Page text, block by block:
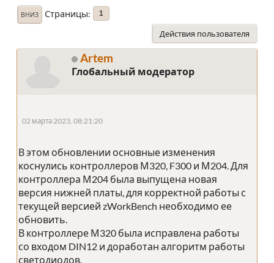
ВНИЗ Страницы 1
Действия пользователя
Artem
Глобальный модератор
02 марта 2023, 08:21:20
В этом обновлении основные изменения
коснулись контроллеров М320, F300 и М204. Для
контроллера М204 была выпущена новая
версия нижней платы, для корректной работы с
текущей версией zWorkBench необходимо ее
обновить.
В контроллере М320 была исправлена работы
со входом DIN12 и доработан алгоритм работы
светодиодов.